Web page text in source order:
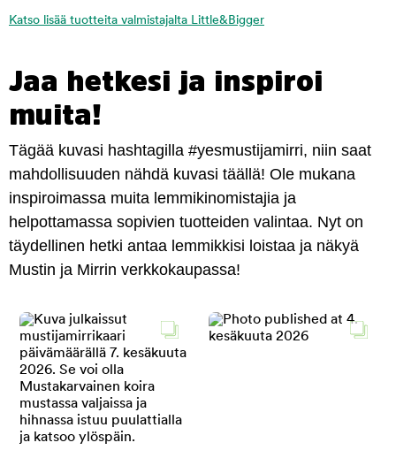
Katso lisää tuotteita valmistajalta Little&Bigger
Jaa hetkesi ja inspiroi
muita!
Tägää kuvasi hashtagilla #yesmustijamirri, niin saat
mahdollisuuden nähdä kuvasi täällä! Ole mukana
inspiroimassa muita lemmikinomistajia ja
helpottamassa sopivien tuotteiden valintaa. Nyt on
täydellinen hetki antaa lemmikkisi loistaa ja näkyä
Mustin ja Mirrin verkkokaupassa!